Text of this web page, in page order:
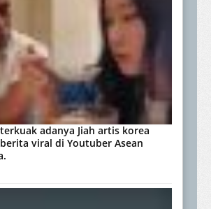
adanya Jiah artis korea
viral di Youtuber Asean